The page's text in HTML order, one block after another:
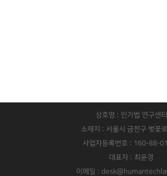
상호명 : 인기법 연구센터
소재지 : 서울시 금천구 벚꽃
사업자등록번호 : 160-88-
대표자 : 최윤경
이메일 :